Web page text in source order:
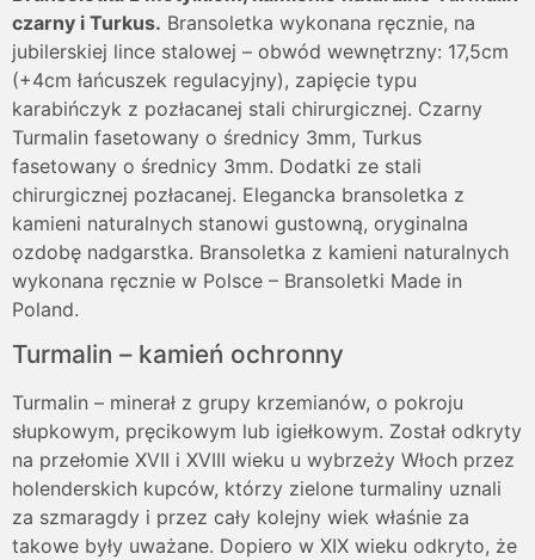
czarny i Turkus. Bransoletka wykonana ręcznie, na
jubilerskiej lince stalowej – obwód wewnętrzny: 17,5cm
(+4cm łańcuszek regulacyjny), zapięcie typu
karabińczyk z pozłacanej stali chirurgicznej. Czarny
Turmalin fasetowany o średnicy 3mm, Turkus
fasetowany o średnicy 3mm. Dodatki ze stali
chirurgicznej pozłacanej. Elegancka bransoletka z
kamieni naturalnych stanowi gustowną, oryginalna
ozdobę nadgarstka. Bransoletka z kamieni naturalnych
wykonana ręcznie w Polsce – Bransoletki Made in
Poland.
Turmalin – kamień ochronny
Turmalin – minerał z grupy krzemianów, o pokroju
słupkowym, pręcikowym lub igiełkowym. Został odkryty
na przełomie XVII i XVIII wieku u wybrzeży Włoch przez
holenderskich kupców, którzy zielone turmaliny uznali
za szmaragdy i przez cały kolejny wiek właśnie za
takowe były uważane. Dopiero w XIX wieku odkryto, że